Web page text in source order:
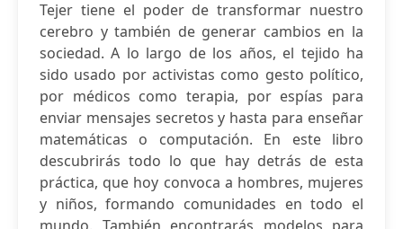
Tejer tiene el poder de transformar nuestro
cerebro y también de generar cambios en la
sociedad. A lo largo de los años, el tejido ha
sido usado por activistas como gesto político,
por médicos como terapia, por espías para
enviar mensajes secretos y hasta para enseñar
matemáticas o computación. En este libro
descubrirás todo lo que hay detrás de esta
práctica, que hoy convoca a hombres, mujeres
y niños, formando comunidades en todo el